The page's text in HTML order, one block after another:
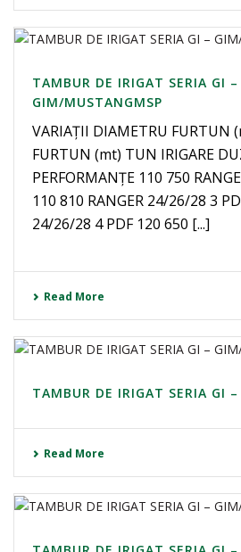
TAMBUR DE IRIGAT SERIA GI –
GIM/MUSTANGMSP
VARIAȚII DIAMETRU FURTUN
FURTUN (mt) TUN IRIGARE
PERFORMANȚE 110 750
110 810 RANGER 24/26/28 3
24/26/28 4 PDF 120 650 [...]
Read More
TAMBUR DE IRIGAT SERIA GI
Read More